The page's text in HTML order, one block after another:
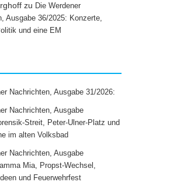
zu Die Werdener
Ausgabe 36/2025: Konzerte,
und eine EM
Nachrichten, Ausgabe 31/2026:
Nachrichten, Ausgabe
Streit, Peter-Ulner-Platz und
im alten Volksbad
Nachrichten, Ausgabe
Mia, Propst-Wechsel,
und Feuerwehrfest